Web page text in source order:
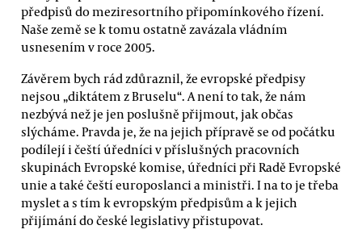
předpisů do meziresortního připomínkového řízení.
Naše země se k tomu ostatně zavázala vládním
usnesením v roce 2005.
Závěrem bych rád zdůraznil, že evropské předpisy
nejsou „diktátem z Bruselu“. A není to tak, že nám
nezbývá než je jen poslušně přijmout, jak občas
slýcháme. Pravda je, že na jejich přípravě se od počátku
podílejí i čeští úředníci v příslušných pracovních
skupinách Evropské komise, úředníci při Radě Evropské
unie a také čeští europoslanci a ministři. I na to je třeba
myslet a s tím k evropským předpisům a k jejich
přijímání do české legislativy přistupovat.